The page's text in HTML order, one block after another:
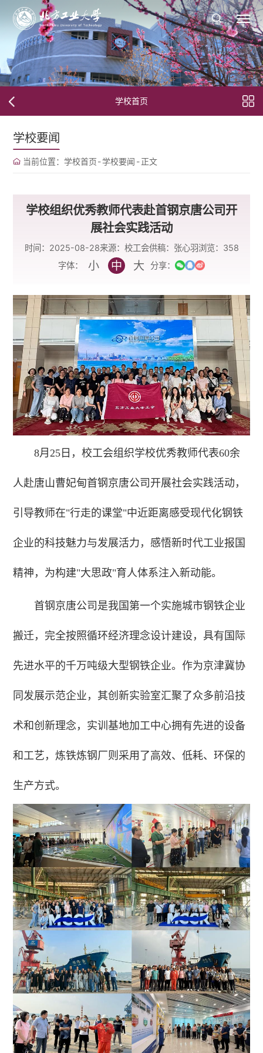
学校首页
学校要闻
当前位置： 学校首页-学校要闻 -正文
学校组织优秀教师代表赴首钢京唐公司开
展社会实践活动
时间：2025-08-28来源：校工会供稿：张心羽浏览： 358
字体：
小 中 大 分享：
8月25日，校工会组织学校优秀教师代表60余
人赴唐山曹妃甸首钢京唐公司开展社会实践活动，
引导教师在"行走的课堂"中近距离感受现代化钢铁
企业的科技魅力与发展活力，感悟新时代工业报国
精神，为构建"大思政"育人体系注入新动能。
首钢京唐公司是我国第一个实施城市钢铁企业
搬迁，完全按照循环经济理念设计建设，具有国际
先进水平的千万吨级大型钢铁企业。作为京津冀协
同发展示范企业，其创新实验室汇聚了众多前沿技
术和创新理念，实训基地加工中心拥有先进的设备
和工艺，炼铁炼钢厂则采用了高效、低耗、环保的
生产方式。